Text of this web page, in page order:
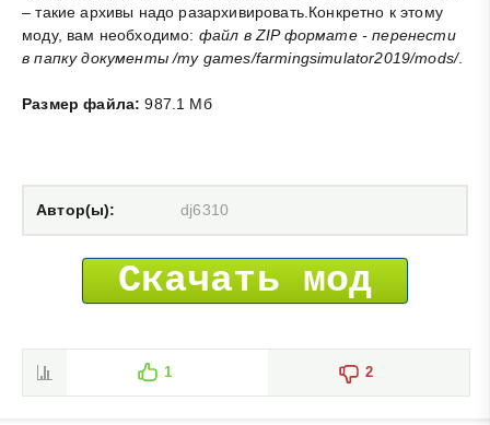
– такие архивы надо разархивировать.Конкретно к этому
моду, вам необходимо: файл в ZIP формате - перенести
в папку документы /my games/farmingsimulator2019/mods/.
Размер файла: 987.1 Мб
Автор(ы): dj6310
Скачать мод
1 2